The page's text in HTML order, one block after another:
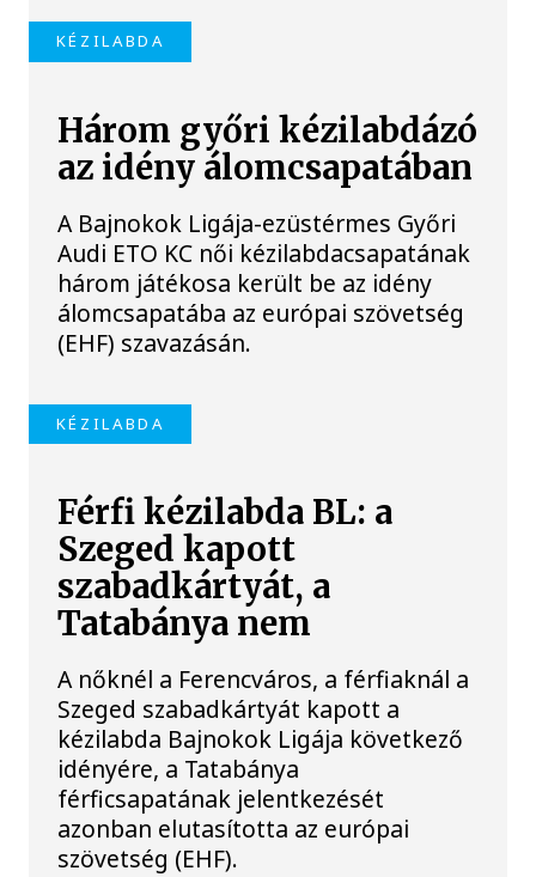
KÉZILABDA
Három győri kézilabdázó
az idény álomcsapatában
A Bajnokok Ligája-ezüstérmes Győri
Audi ETO KC női kézilabdacsapatának
három játékosa került be az idény
álomcsapatába az európai szövetség
(EHF) szavazásán.
KÉZILABDA
Férfi kézilabda BL: a
Szeged kapott
szabadkártyát, a
Tatabánya nem
A nőknél a Ferencváros, a férfiaknál a
Szeged szabadkártyát kapott a
kézilabda Bajnokok Ligája következő
idényére, a Tatabánya
férficsapatának jelentkezését
azonban elutasította az európai
szövetség (EHF).